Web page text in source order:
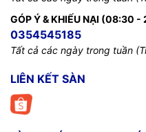
GÓP Ý & KHIẾU NẠI (08:30
0354545185
Tất cả các ngày trong tuần
LIÊN KẾT SÀN